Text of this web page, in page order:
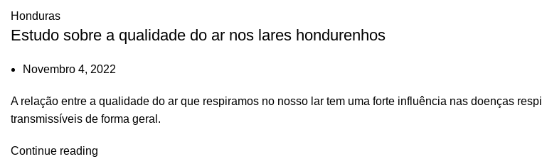
Honduras
Estudo sobre a qualidade do ar nos lares hondurenhos
Novembro 4, 2022
A relação entre a qualidade do ar que respiramos no nosso lar tem uma forte influência nas doenças
transmissíveis de forma geral.
Continue reading